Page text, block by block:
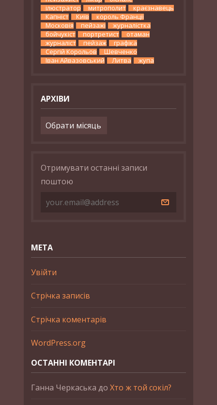
ілюстратор
митрополит
краєзнавець
Капніст
Київ
король Франції
Московія
пейзажі
журналістка
бойчукіст
портретист
отаман
журналіст
пейзаж
графіка
Сергій Корольов
Шевченко
Іван Айвазовський
Литва жупа
АРХІВИ
Архіви
Отримувати останні записи
поштою
МЕТА
Увійти
Стрічка записів
Стрічка коментарів
WordPress.org
ОСТАННІ КОМЕНТАРІ
Ганна Черкаська до Хто ж той сокіл?